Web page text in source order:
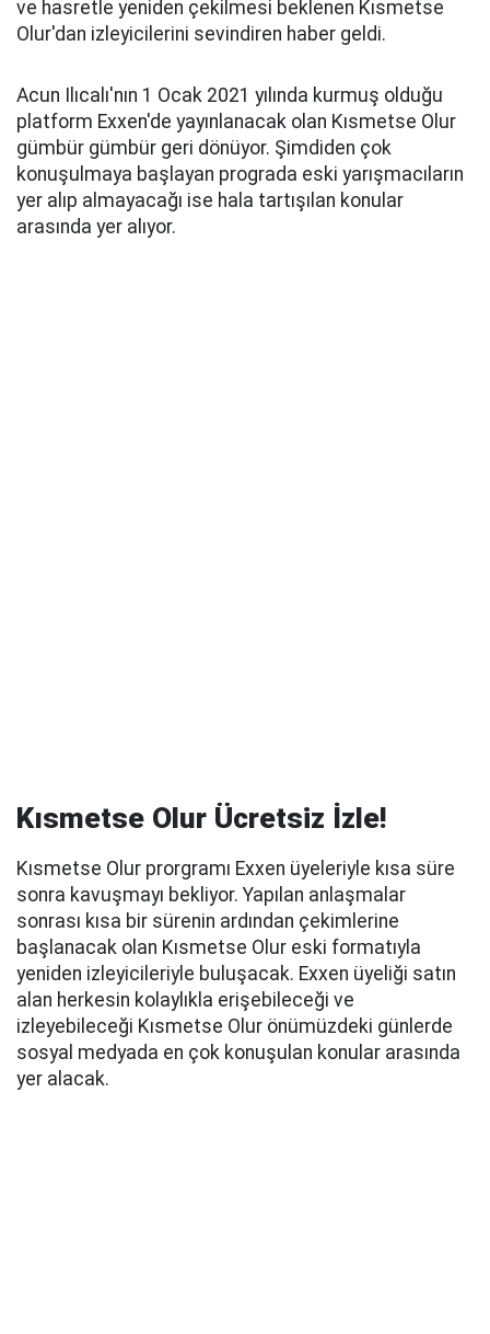
ve hasretle yeniden çekilmesi beklenen Kısmetse
Olur'dan izleyicilerini sevindiren haber geldi.
Acun Ilıcalı'nın 1 Ocak 2021 yılında kurmuş olduğu
platform Exxen'de yayınlanacak olan Kısmetse Olur
gümbür gümbür geri dönüyor. Şimdiden çok
konuşulmaya başlayan prograda eski yarışmacıların
yer alıp almayacağı ise hala tartışılan konular
arasında yer alıyor.
Kısmetse Olur Ücretsiz İzle!
Kısmetse Olur prorgramı Exxen üyeleriyle kısa süre
sonra kavuşmayı bekliyor. Yapılan anlaşmalar
sonrası kısa bir sürenin ardından çekimlerine
başlanacak olan Kısmetse Olur eski formatıyla
yeniden izleyicileriyle buluşacak. Exxen üyeliği satın
alan herkesin kolaylıkla erişebileceği ve
izleyebileceği Kısmetse Olur önümüzdeki günlerde
sosyal medyada en çok konuşulan konular arasında
yer alacak.